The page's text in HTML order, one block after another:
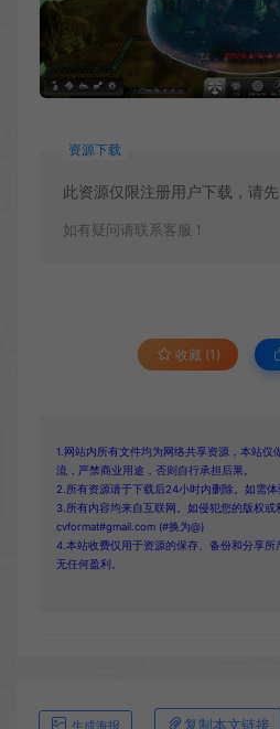
资源下载
此资源仅限注册用户下载，请先
如有疑问请联系客服！
收藏 (1)
1.网站内所有文件均为网络共享资源，本站仅
流，严禁商业用途，否则自行承担后果。
2.所有资源请于下载后24小时内删除。如需体
3.所有内容均来自互联网。如侵犯您的版权或
cvformat#gmail.com (#换为@)
4.本站收费仅用于资源的保存、备份和分享
无任何盈利。
复制本文链接